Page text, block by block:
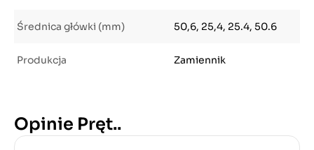
Średnica główki (mm) 50,6, 25,4, 25.4, 50.6
Produkcja Zamiennik
Opinie Pręt..